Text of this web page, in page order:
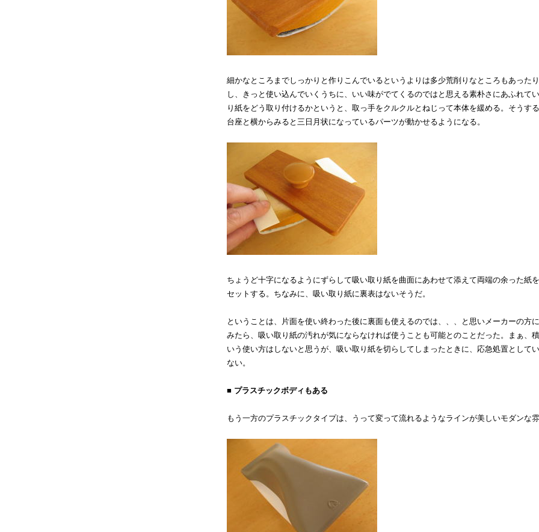
細かなところまでしっかりと作りこんでいるというよりは多少荒削りなところもあった
し、きっと使い込んでいくうちに、いい味がでてくるのではと思える素朴さにあふれて
り紙をどう取り付けるかというと、取っ手をクルクルとねじって本体を緩める。そうす
台座と横からみると三日月状になっているパーツが動かせるようになる。
ちょうど十字になるようにずらして吸い取り紙を曲面にあわせて添えて両端の余った紙
セットする。ちなみに、吸い取り紙に裏表はないそうだ。
ということは、片面を使い終わった後に裏面も使えるのでは、、、と思いメーカーの方
みたら、吸い取り紙の汚れが気にならなければ使うことも可能とのことだった。まぁ、
いう使い方はしないと思うが、吸い取り紙を切らしてしまったときに、応急処置として
ない。
■ プラスチックボディもある
もう一方のプラスチックタイプは、うって変って流れるようなラインが美しいモダンな雰